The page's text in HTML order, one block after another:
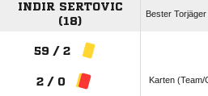
INDIR SERTOVIC
(18)
Bester
59 / 2
2 / 0 Karten (Team/